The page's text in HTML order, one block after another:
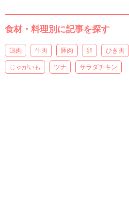
食材・料理別に記事を探す
鶏肉 牛肉 豚肉 卵 ひき肉
じゃがいも ツナ サラダチキン